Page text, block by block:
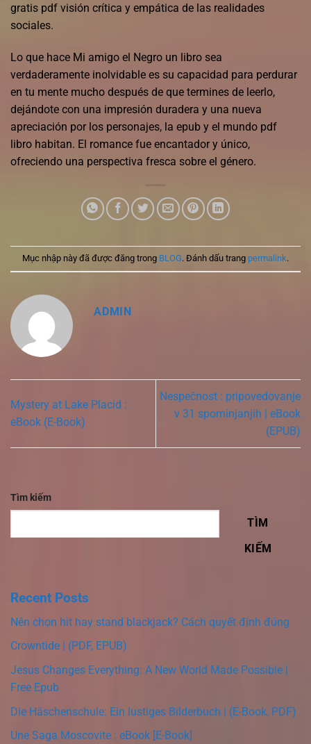
gratis pdf visión crítica y empática de las realidades
sociales.
Lo que hace Mi amigo el Negro un libro sea
verdaderamente inolvidable es su capacidad para perdurar
en tu mente mucho después de que termines de leerlo,
dejándote con una impresión duradera y una nueva
apreciación por los personajes, la epub y el mundo pdf
libro habitan. El romance fue encantador y único,
ofreciendo una perspectiva fresca sobre el género.
Mục nhập này đã được đăng trong BLOG. Đánh dấu trang permalink.
ADMIN
Mystery at Lake Placid :
eBook (E-Book)
Nespečnost : pripovedovanje
v 31 spominjanjih | eBook
(EPUB)
Tìm kiếm
TÌM
KIẾM
Recent Posts
Nên chọn hit hay stand blackjack? Cách quyết định đúng
Crowntide | (PDF, EPUB)
Jesus Changes Everything: A New World Made Possible |
Free Epub
Die Häschenschule: Ein lustiges Bilderbuch | (E-Book, PDF)
Une Saga Moscovite : eBook [E-Book]